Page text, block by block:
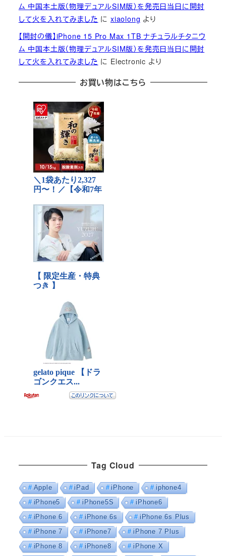
ム 中国本土版（物理デュアルSIM版）を発売日当日に開封
して火を入れてみました にxiaolong より
【開封の儀】iPhone 15 Pro Max 1TB ナチュラルチタニウ
ム 中国本土版（物理デュアルSIM版）を発売日当日に開封
して火を入れてみました に Electronic より
お買い物はこちら
Tag Cloud
Apple iPad iPhone
iphone4
iPhone5
iPhone5S
iPhone6
iPhone 6
iPhone 6s
iPhone 6s Plus
iPhone 7
iPhone7
iPhone 7 Plus
iPhone 8
iPhone8
iPhone X